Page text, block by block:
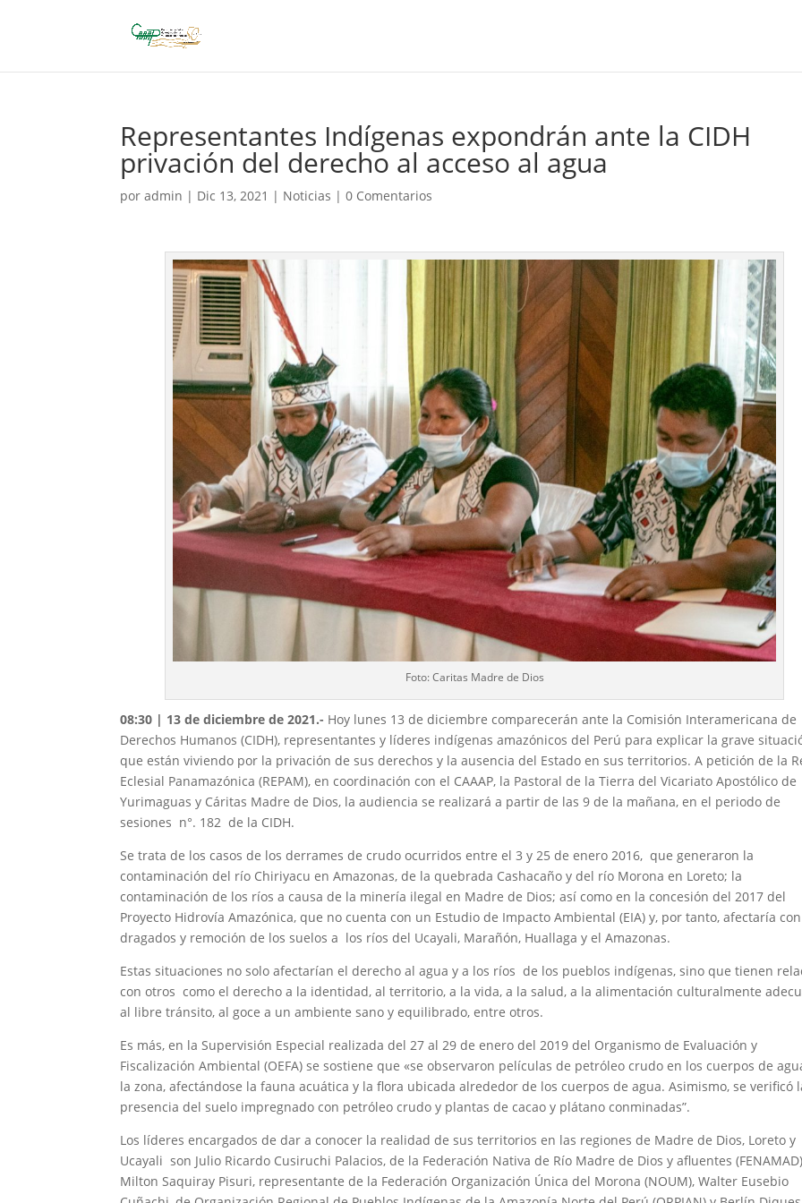
Representantes Indígenas expondrán ante la CIDH
privación del derecho al acceso al agua
poradmin | Dic 13, 2021 | Noticias |0 Comentarios
Foto: Caritas Madre de Dios
08:30 | 13 de diciembre de 2021.- Hoy lunes 13 de diciembre comparecerán ante la Comisión Interamericana de
Derechos Humanos (CIDH), representantes y líderes indígenas amazónicos del Perú para explicar la grave
que están viviendo por la privación de sus derechos y la ausencia del Estado en sus territorios. A petición de la
Eclesial Panamazónica (REPAM), en coordinación con el CAAAP, la Pastoral de la Tierra del Vicariato Apostólico de
Yurimaguas y Cáritas Madre de Dios, la audiencia se realizará a partir de las 9 de la mañana, en el periodo de
sesiones n°. 182 de la CIDH.
Se trata de los casos de los derrames de crudo ocurridos entre el 3 y 25 de enero 2016, que generaron la
contaminación del río Chiriyacu en Amazonas, de la quebrada Cashacaño y del río Morona en Loreto; la
contaminación de los ríos a causa de la minería ilegal en Madre de Dios; así como en la concesión del 2017 del
Proyecto Hidrovía Amazónica, que no cuenta con un Estudio de Impacto Ambiental (EIA) y, por tanto, afectaría
dragados y remoción de los suelos a los ríos del Ucayali, Marañón, Huallaga y el Amazonas.
Estas situaciones no solo afectarían el derecho al agua y a los ríos de los pueblos indígenas, sino que tienen
con otros como el derecho a la identidad, al territorio, a la vida, a la salud, a la alimentación culturalmente
al libre tránsito, al goce a un ambiente sano y equilibrado, entre otros.
Es más, en la Supervisión Especial realizada del 27 al 29 de enero del 2019 del Organismo de Evaluación y
Fiscalización Ambiental (OEFA) se sostiene que «se observaron películas de petróleo crudo en los cuerpos de
la zona, afectándose la fauna acuática y la flora ubicada alrededor de los cuerpos de agua. Asimismo, se verificó
presencia del suelo impregnado con petróleo crudo y plantas de cacao y plátano conminadas”.
Los líderes encargados de dar a conocer la realidad de sus territorios en las regiones de Madre de Dios, Loreto y
Ucayali son Julio Ricardo Cusiruchi Palacios, de la Federación Nativa de Río Madre de Dios y afluentes
Milton Saquiray Pisuri, representante de la Federación Organización Única del Morona (NOUM), Walter Eusebio